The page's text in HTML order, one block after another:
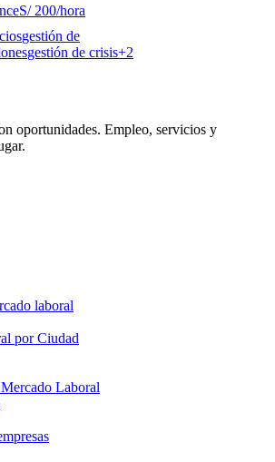
S/ 200/hora
gestión de
gestión de crisis+2
oportunidades. Empleo, servicios y
laboral
por Ciudad
Laboral